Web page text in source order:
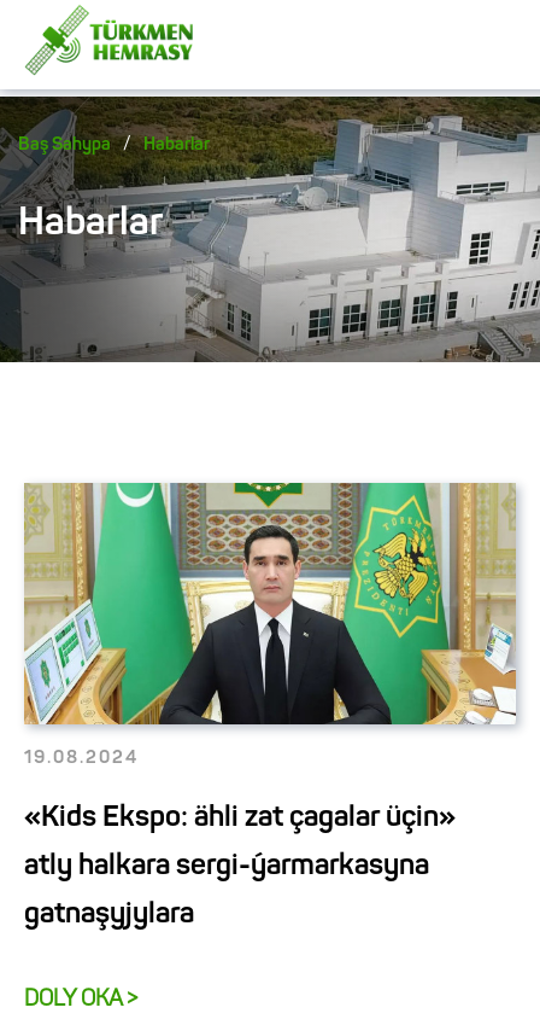
Baş Sahypa / Habarlar
Habarlar
19.08.2024
«Kids Ekspo: ähli zat çagalar üçin»
atly halkara sergi-ýarmarkasyna
gatnaşyjylara
DOLY OKA >